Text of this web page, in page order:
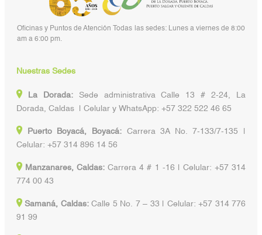
Oficinas y Puntos de Atención Todas las sedes: Lunes a viernes de 8:00
am a 6:00 pm.
Nuestras Sedes
La Dorada:Sede administrativa Calle 13 # 2-24, La
Dorada, Caldas | Celular y WhatsApp: +57 322 522 46 65
Puerto Boyacá, Boyacá:Carrera 3A No. 7-133/7-135 |
Celular: +57 314 896 14 56
Manzanares, Caldas: Carrera 4 # 1 -16 | Celular: +57 314
774 00 43
Samaná, Caldas:Calle 5 No. 7 – 33 | Celular: +57 314 776
91 99